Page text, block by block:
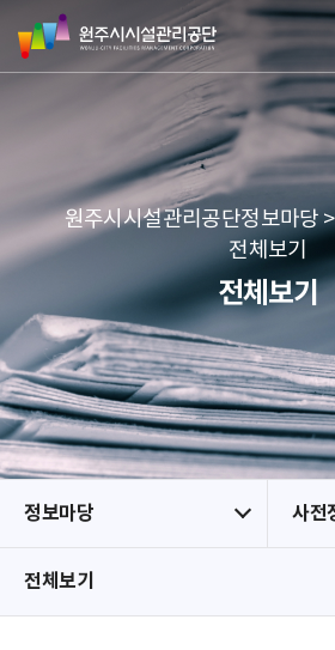
네
본문 바로가기
메뉴 바로가기
원
주
시
리
공
단
원주시시설관리공단정보마당
전체보기
전체보기
정보마당 사전
전체보기